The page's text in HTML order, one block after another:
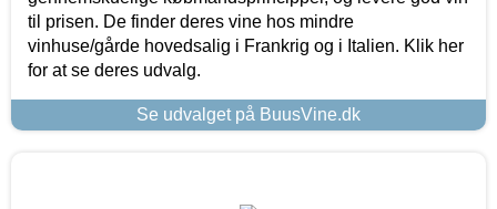
til prisen. De finder deres vine hos mindre
vinhuse/gårde hovedsalig i Frankrig og i Italien. Klik her
for at se deres udvalg.
Se udvalget på BuusVine.dk